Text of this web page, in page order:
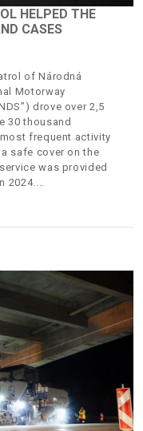
HELPED THE
CASES
of Národná
Motorway
drove over 2,5
30 thousand
frequent activity
safe cover on the
was provided
2024.